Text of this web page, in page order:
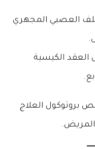
العصبي المجهري
العقد الكيسية
بروتوكول العلاج
المريض.